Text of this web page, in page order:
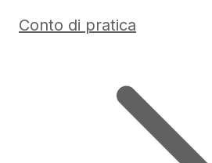
Conto di pratica